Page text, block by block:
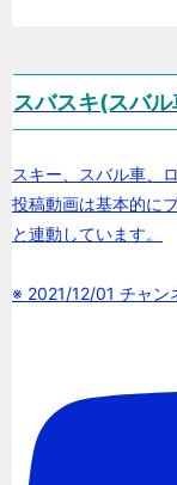
スバスキ(スバ
スキー、スバル車、
投稿動画は基本的に
と連動しています。
※ 2021/12/01 チャン